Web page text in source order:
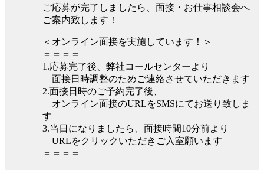
ご応募が完了しましたら、面接・お仕事相談会へ
ご案内致します！
＜オンライン面接を実施しています！＞
＝＝＝＝
1.応募完了後、弊社コールセンターより
面接日時調整のためご連絡させていただきます
2.面接日時のご予約完了後、
オンライン面接のURLをSMSにてお送り致しま
す
3.当日になりましたら、面接時間10分前より
URLをクリックいただきご入室願います
＝＝＝＝